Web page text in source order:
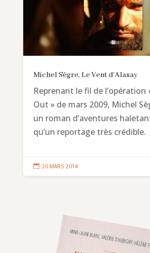
Michel Sègre, Le Vent d’Alasay
Reprenant le fil de l’opération
Out » de mars 2009, Michel
un roman d’aventures
qu’un reportage très crédible.
 20 MARS 2014